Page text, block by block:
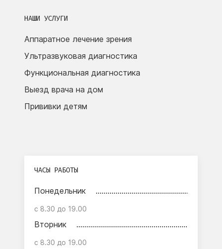
НАШИ УСЛУГИ
Аппаратное лечение зрения
Ультразвуковая диагностика
Функциональная диагностика
Выезд врача на дом
Прививки детям
ЧАСЫ РАБОТЫ
Понедельник
с 8.30 до 19.00
Вторник
с 8.30 до 19.00